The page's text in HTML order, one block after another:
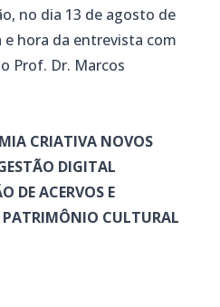
no dia 13 de agosto de
hora da entrevista com
Prof. Dr. Marcos
CRIATIVA NOVOS
DIGITAL
DE ACERVOS E
CULTURAL